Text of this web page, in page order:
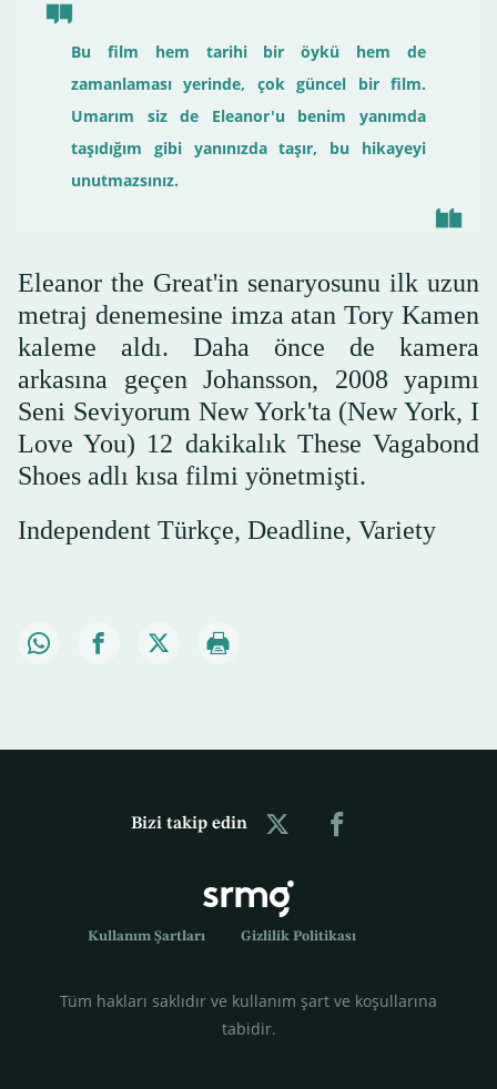
Bu film hem tarihi bir öykü hem de
zamanlaması yerinde, çok güncel bir film.
Umarım siz de Eleanor'u benim yanımda
taşıdığım gibi yanınızda taşır, bu hikayeyi
unutmazsınız.
Eleanor the Great'in senaryosunu ilk uzun
metraj denemesine imza atan Tory Kamen
kaleme aldı. Daha önce de kamera
arkasına geçen Johansson, 2008 yapımı
Seni Seviyorum New York'ta (New York, I
Love You) 12 dakikalık These Vagabond
Shoes adlı kısa filmi yönetmişti.
Independent Türkçe, Deadline, Variety
Bizi takip edin
Kullanım Şartları Gizlilik Politikası
Tüm hakları saklıdır ve kullanım şart ve koşullarına
tabidir.